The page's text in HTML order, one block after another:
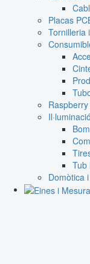
Placas
Tornilleria
Tub
Domòtica